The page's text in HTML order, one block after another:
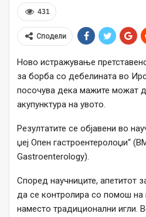
431
Сподели
Ново истражување
за борба со дебелината во
посочува дека мажите можат
акупунктура на увото.
Резултатите се објавени во
џеј Опен гастроентеролоџи“
Gastroenterology).
Според научниците, апетитот
да се контролира со помош
наместо традиционални игли.